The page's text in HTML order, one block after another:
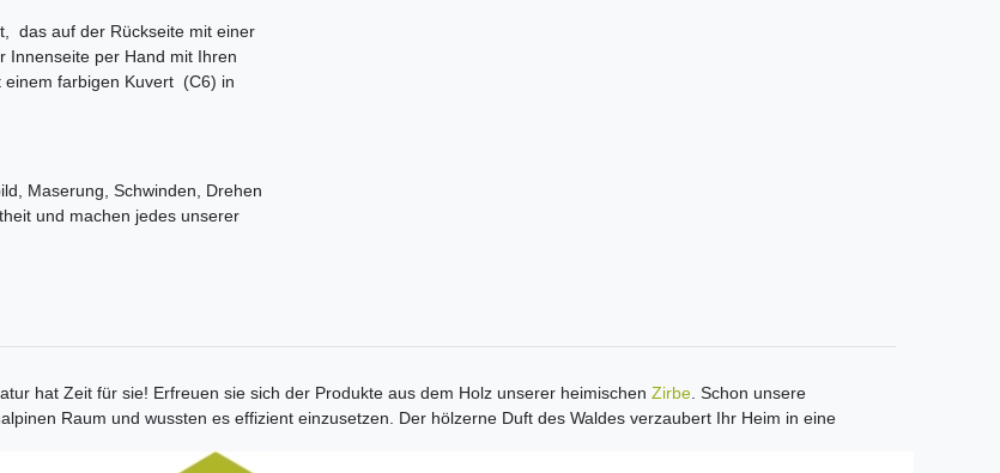
das auf der Rückseite mit einer
Innenseite per Hand mit Ihren
farbigen Kuvert (C6) in
Maserung, Schwinden, Drehen
und machen jedes unserer
hat Zeit für sie! Erfreuen sie sich der Produkte aus dem Holz unserer heimischen Zirbe . Schon unsere
Raum und wussten es effizient einzusetzen. Der hölzerne Duft des Waldes verzaubert Ihr Heim in eine